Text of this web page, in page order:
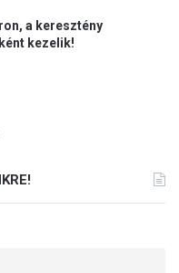
a keresztény
kezelik!